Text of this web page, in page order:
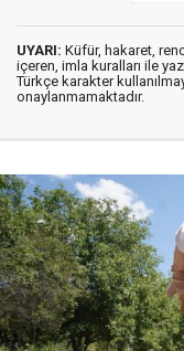
UYARI: Küfür, hakaret,
içeren, imla kuralları ile
Türkçe karakter
onaylanmamaktadır.